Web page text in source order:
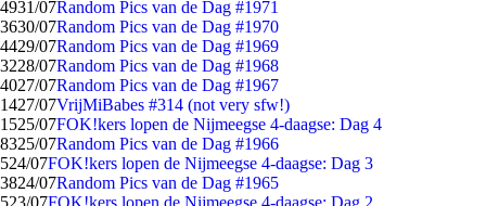
4931/07Random Pics van de Dag #1971
3630/07Random Pics van de Dag #1970
4429/07Random Pics van de Dag #1969
3228/07Random Pics van de Dag #1968
4027/07Random Pics van de Dag #1967
1427/07VrijMiBabes #314 (not very sfw!)
1525/07FOK!kers lopen de Nijmeegse 4-daagse: Dag 4
8325/07Random Pics van de Dag #1966
524/07FOK!kers lopen de Nijmeegse 4-daagse: Dag 3
3824/07Random Pics van de Dag #1965
523/07FOK!kers lopen de Nijmeegse 4-daagse: Dag 2